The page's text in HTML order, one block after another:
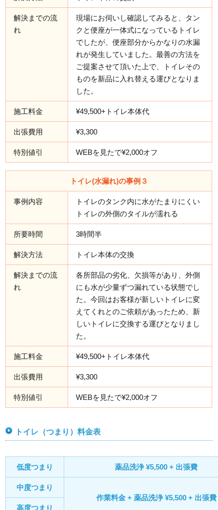
解決までの流
れ
現場にお伺いし確認してみると、タン
クと便座が一体式になっているトイレ
でしたが、便座部分からかなりの水漏
れが発生していました。最善の方法を
ご提案させて頂いた上で、トイレその
ものを新品に入れ替える運びとなりま
した。
施工料金 ¥49,500+トイレ本体代
出張費用 ¥3,300
特別値引 WEBを見たで¥2,000オフ
トイレ(水漏れ)の事例３
事例内容
トイレのタンク内に水がたまりにくい
トイレの外側のタイルが濡れる
所要時間 3時間半
解決方法 トイレ本体の交換
解決までの流
れ
各所部品の劣化、欠損等があり、外側
にも水が少量ずつ漏れている状態でし
た。今回はお客様が新しいトイレに変
えてくれとのご依頼があったため、新
しいトイレに交換する運びとなりまし
た。
施工料金 ¥49,500+トイレ本体代
出張費用 ¥3,300
特別値引 WEBを見たで¥2,000オフ
トイレ（つまり）料金表
低度つまり 薬品洗浄 ¥5,500 + 出張費
中度つまり
作業料金 + 薬品洗浄 ¥5,500 + 出張費
高度つまり